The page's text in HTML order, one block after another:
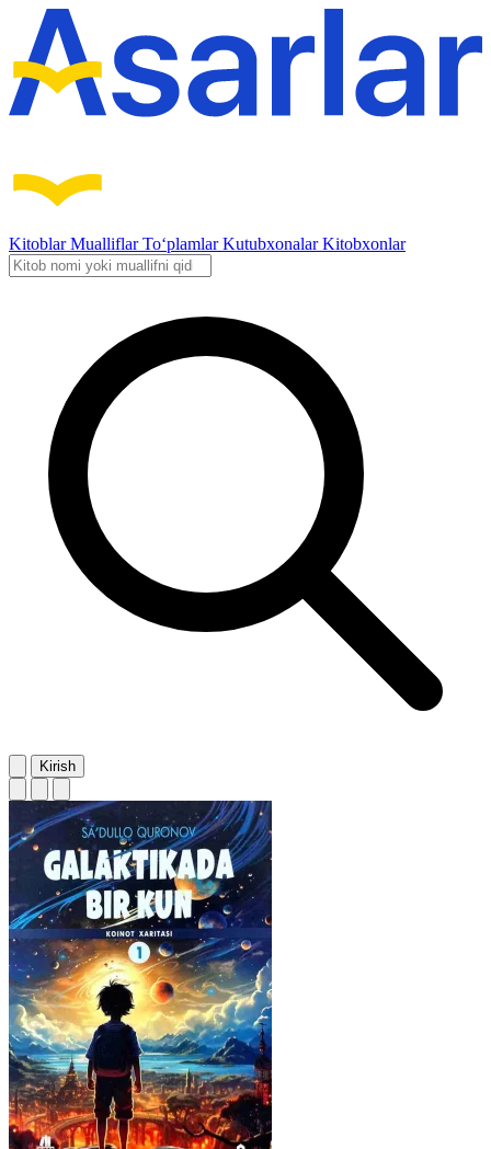
KitoblarMualliflarTo‘plamlarKutubxonalarKitobxonlar
Kirish